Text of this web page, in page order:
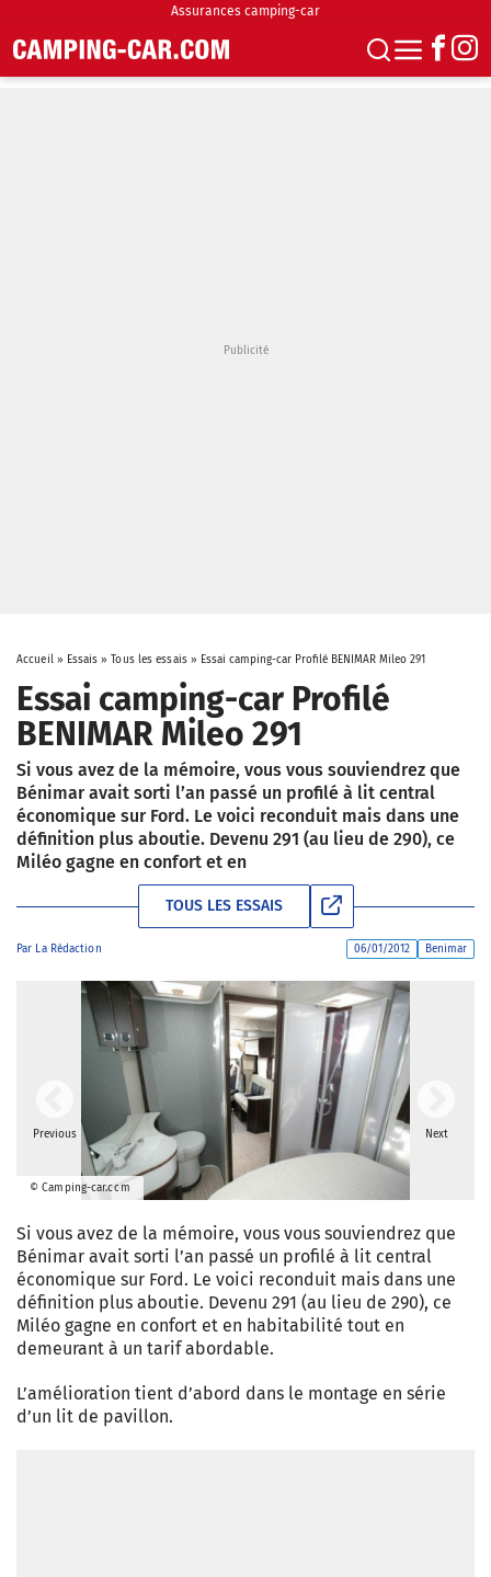
Assurances camping-car
Accueil» Essais »Tous les essais» Essai camping-car Profilé BENIMAR Mileo 291
Essai camping-car Profilé
BENIMAR Mileo 291
Si vous avez de la mémoire, vous vous souviendrez que
Bénimar avait sorti l’an passé un profilé à lit central
économique sur Ford. Le voici reconduit mais dans une
définition plus aboutie. Devenu 291 (au lieu de 290), ce
Miléo gagne en confort et en
TOUS LES ESSAIS
Par La Rédaction 06/01/2012 Benimar
Previous
© Camping-car.com
Next
Si vous avez de la mémoire, vous vous souviendrez que
Bénimar avait sorti l’an passé un profilé à lit central
économique sur Ford. Le voici reconduit mais dans une
définition plus aboutie. Devenu 291 (au lieu de 290), ce
Miléo gagne en confort et en habitabilité tout en
demeurant à un tarif abordable.
L’amélioration tient d’abord dans le montage en série
d’un lit de pavillon.